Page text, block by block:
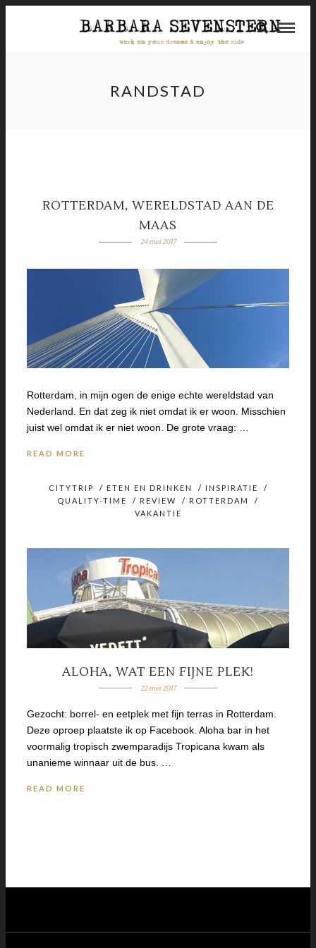
RANDSTAD
ROTTERDAM, WERELDSTAD AAN DE
MAAS
24 mei 2017
Rotterdam, in mijn ogen de enige echte wereldstad van
Nederland. En dat zeg ik niet omdat ik er woon. Misschien
juist wel omdat ik er niet woon. De grote vraag: …
READ MORE
CITYTRIP / ETEN EN DRINKEN / INSPIRATIE
/
QUALITY-TIME
/ REVIEW / ROTTERDAM
/
VAKANTIE
ALOHA, WAT EEN FIJNE PLEK!
22 mei 2017
Gezocht: borrel- en eetplek met fijn terras in Rotterdam.
Deze oproep plaatste ik op Facebook. Aloha bar in het
voormalig tropisch zwemparadijs Tropicana kwam als
unanieme winnaar uit de bus. …
READ MORE